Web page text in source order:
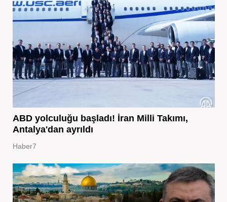
ABD yolculuğu başladı! İran Milli Takımı,
Antalya'dan ayrıldı
Haber7